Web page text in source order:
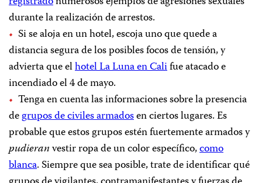
durante la realización de arrestos.
Si se aloja en un hotel, escoja uno que quede a
distancia segura de los posibles focos de tensión, y
advierta que elhotel La Luna en Califue atacado e
incendiado el 4 de mayo.
Tenga en cuenta las informaciones sobre la presencia
degrupos de civiles armadosen ciertos lugares. Es
probable que estos grupos estén fuertemente armados y
pudieranvestir ropa de un color específico,como
blanca. Siempre que sea posible, trate de identificar qué